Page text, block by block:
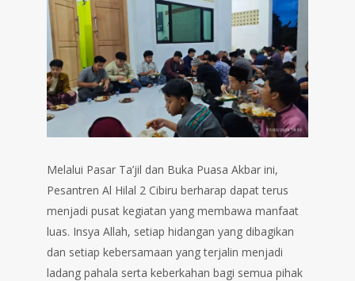
Melalui Pasar Ta’jil dan Buka Puasa Akbar ini,
Pesantren Al Hilal 2 Cibiru berharap dapat terus
menjadi pusat kegiatan yang membawa manfaat
luas. Insya Allah, setiap hidangan yang dibagikan
dan setiap kebersamaan yang terjalin menjadi
ladang pahala serta keberkahan bagi semua pihak